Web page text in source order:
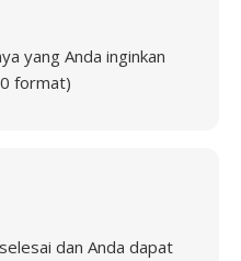
yang Anda inginkan
format)
dan Anda dapat